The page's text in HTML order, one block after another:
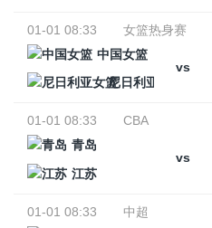
01-01 08:33
女篮热身赛
中国女篮
vs
尼日利亚女篮
01-01 08:33
CBA
青岛
vs
江苏
01-01 08:33
中超